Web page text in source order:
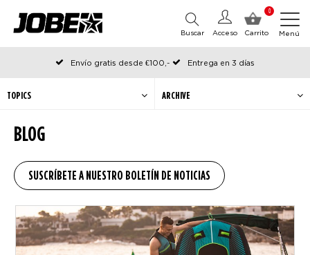
0
Carrito
Acceso
Buscar Menú
Envío gratis desde €100,-
Entrega en 3 días
Pedido antes de las 12:00 en días hábiles, enviado el mismo día
BLOG
TOPICS ARCHIVE